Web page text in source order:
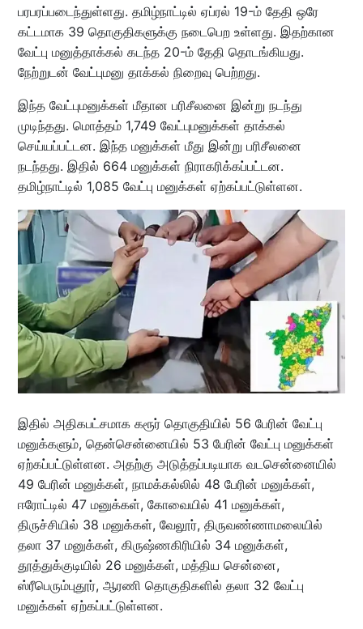
பரபரப்படைந்துள்ளது. தமிழ்நாட்டில் ஏப்ரல் 19-ம் தேதி ஒரே
கட்டமாக 39 தொகுதிகளுக்கு நடைபெற உள்ளது. இதற்கான
வேட்பு மனுத்தாக்கல் கடந்த 20-ம் தேதி தொடங்கியது.
நேற்றுடன் வேட்புமனு தாக்கல் நிறைவு பெற்றது.
இந்த வேட்புமனுக்கள் மீதான பரிசீலனை இன்று நடந்து
முடிந்தது. மொத்தம் 1,749 வேட்புமனுக்கள் தாக்கல்
செய்யப்பட்டன. இந்த மனுக்கள் மீது இன்று பரிசீலனை
நடந்தது. இதில் 664 மனுக்கள் நிராகரிக்கப்பட்டன.
தமிழ்நாட்டில் 1,085 வேட்பு மனுக்கள் ஏற்கப்பட்டுள்ளன.
இதில் அதிகபட்சமாக கரூர் தொகுதியில் 56 பேரின் வேட்பு
மனுக்களும், தென்சென்னையில் 53 பேரின் வேட்பு மனுக்கள்
ஏற்கப்பட்டுள்ளன. அதற்கு அடுத்தப்படியாக வடசென்னையில்
49 பேரின் மனுக்கள், நாமக்கல்லில் 48 பேரின் மனுக்கள்,
ஈரோட்டில் 47 மனுக்கள், கோவையில் 41 மனுக்கள்,
திருச்சியில் 38 மனுக்கள், வேலூர், திருவண்ணாமலையில்
தலா 37 மனுக்கள், கிருஷ்ணகிரியில் 34 மனுக்கள்,
தூத்துக்குடியில் 26 மனுக்கள், மத்திய சென்னை,
ஸ்ரீபெரும்புதூர், ஆரணி தொகுதிகளில் தலா 32 வேட்பு
மனுக்கள் ஏற்கப்பட்டுள்ளன.